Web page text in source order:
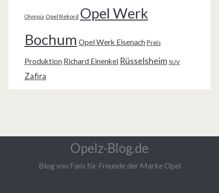
Olympia Opel Rekord Opel Werk
Bochum Opel Werk Eisenach Preis
Produktion Richard Einenkel Rüsselsheim SUV
Zafira
Opelz-Blog.de
Blog von Fans für Freunde der Marke Opel